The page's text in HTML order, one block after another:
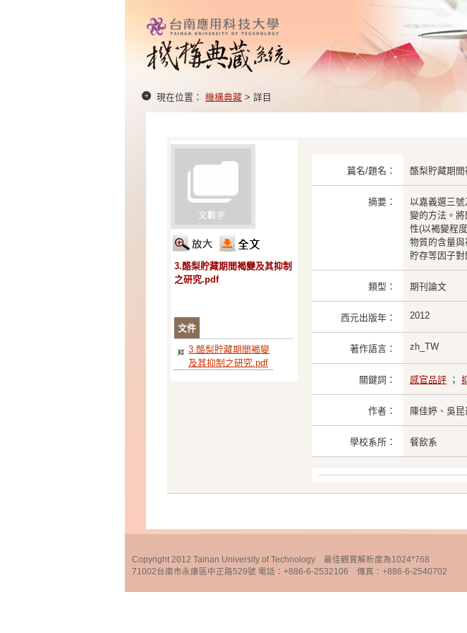
現在位置： 機構典藏 > 詳目
3.酪梨貯藏期間褐變及其抑制
之研究.pdf
文件
3.酪梨貯藏期間褐變
及其抑制之研究.pdf
篇名/題名： 酪梨貯藏期
摘要：
以嘉義選三
變的方法。將
性(以褐變程
物質的含量
貯存等因子
類型： 期刊論文
西元出版年： 2012
著作語言： zh_TW
關鍵詞： 感官品評 ；
作者： 陳佳婷、吳
學校系所： 餐飲系
Copyright 2012 Tainan University of Technology 最佳觀賞解析度為1024*768
71002台南市永康區中正路529號 電話：+886-6-2532106 傳真：+886-6-2540702